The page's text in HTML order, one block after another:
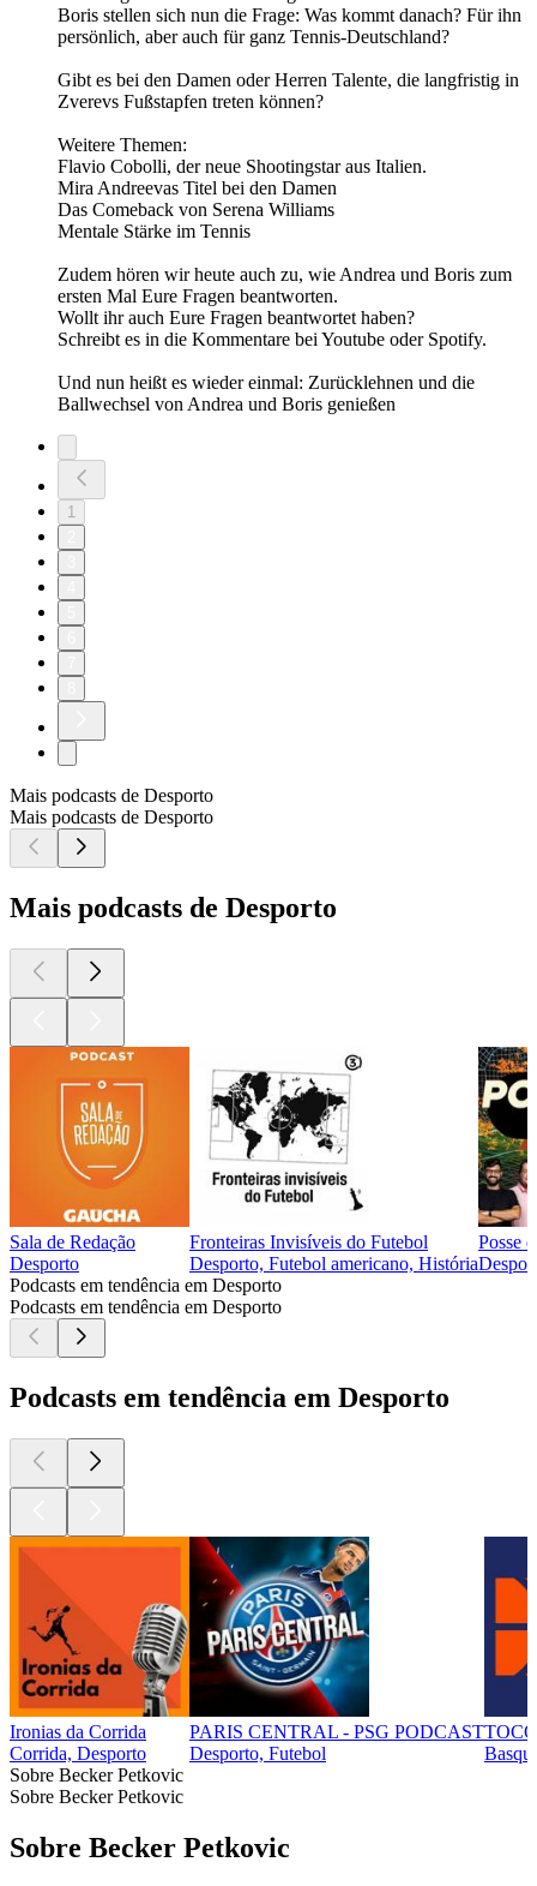
Boris stellen sich nun die Frage: Was kommt danach? Für ihn
persönlich, aber auch für ganz Tennis-Deutschland?
Gibt es bei den Damen oder Herren Talente, die langfristig in
Zverevs Fußstapfen treten können?
Weitere Themen:
Flavio Cobolli, der neue Shootingstar aus Italien.
Mira Andreevas Titel bei den Damen
Das Comeback von Serena Williams
Mentale Stärke im Tennis
Zudem hören wir heute auch zu, wie Andrea und Boris zum
ersten Mal Eure Fragen beantworten.
Wollt ihr auch Eure Fragen beantwortet haben?
Schreibt es in die Kommentare bei Youtube oder Spotify.
Und nun heißt es wieder einmal: Zurücklehnen und die
Ballwechsel von Andrea und Boris genießen
1
Mais podcasts de Desporto
Mais podcasts de Desporto
Mais podcasts de Desporto
Sala de Redação
Desporto
Fronteiras Invisíveis do Futebol
Desporto, Futebol americano, História
Posse
Podcasts em tendência em Desporto
Podcasts em tendência em Desporto
Podcasts em tendência em Desporto
Ironias da Corrida
Corrida, Desporto
PARIS CENTRAL - PSG PODCAST
Desporto, Futebol
Sobre Becker Petkovic
Sobre Becker Petkovic
Sobre Becker Petkovic